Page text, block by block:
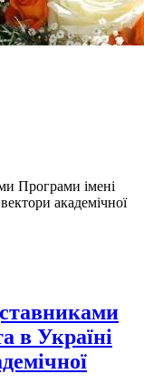
Програми імені
академічної
в Україні